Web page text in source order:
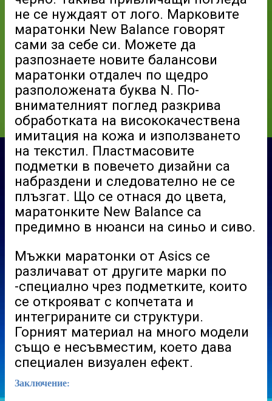
не се нуждаят от лого. Марковите
маратонки New Balance говорят
сами за себе си. Можете да
разпознаете новите балансови
маратонки отдалеч по щедро
разположената буква N. По-
внимателният поглед разкрива
обработката на висококачествена
имитация на кожа и използването
на текстил. Пластмасовите
подметки в повечето дизайни са
набраздени и следователно не се
плъзгат. Що се отнася до цвета,
маратонките New Balance са
предимно в нюанси на синьо и сиво.
Мъжки маратонки от Asics се
различават от другите марки по
-специално чрез подметките, които
се открояват с копчетата и
интегрираните си структури.
Горният материал на много модели
също е несъвместим, което дава
специален визуален ефект.
Заключение: